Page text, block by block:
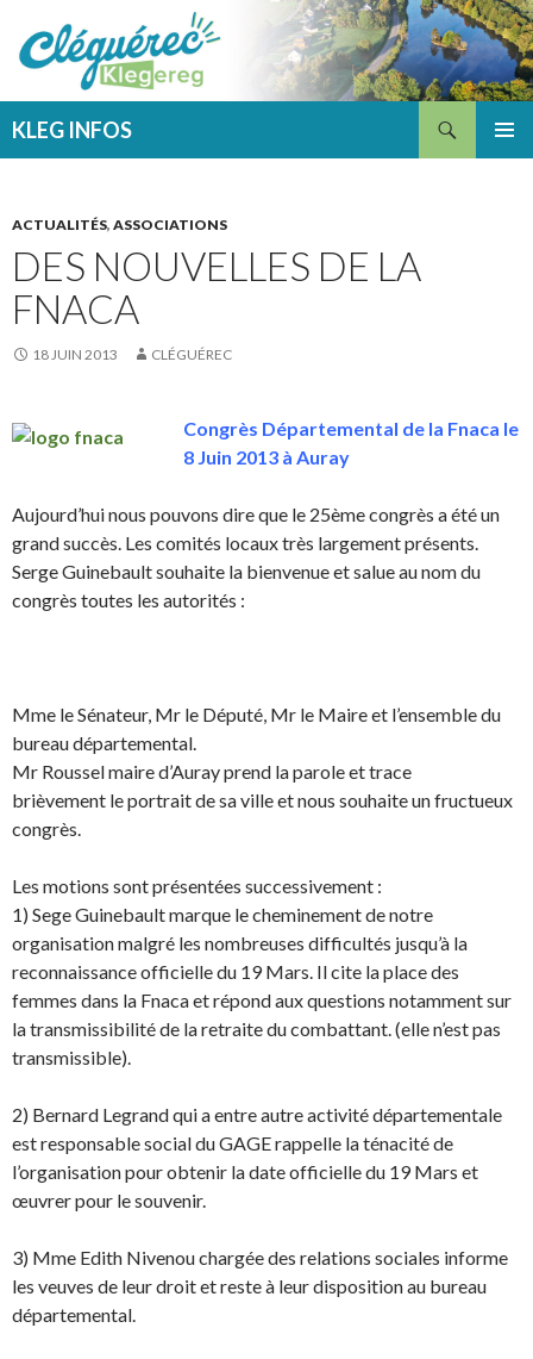
KLEG INFOS
ACTUALITÉS, ASSOCIATIONS
DES NOUVELLES DE LA
FNACA
18 JUIN 2013 CLÉGUÉREC
Congrès Départemental de la Fnaca le
8 Juin 2013 à Auray
Aujourd’hui nous pouvons dire que le 25ème congrès a été un
grand succès. Les comités locaux très largement présents.
Serge Guinebault souhaite la bienvenue et salue au nom du
congrès toutes les autorités :
Mme le Sénateur, Mr le Député, Mr le Maire et l’ensemble du
bureau départemental.
Mr Roussel maire d’Auray prend la parole et trace
brièvement le portrait de sa ville et nous souhaite un fructueux
congrès.
Les motions sont présentées successivement :
1) Sege Guinebault marque le cheminement de notre
organisation malgré les nombreuses difficultés jusqu’à la
reconnaissance officielle du 19 Mars. Il cite la place des
femmes dans la Fnaca et répond aux questions notamment sur
la transmissibilité de la retraite du combattant. (elle n’est pas
transmissible).
2) Bernard Legrand qui a entre autre activité départementale
est responsable social du GAGE rappelle la ténacité de
l’organisation pour obtenir la date officielle du 19 Mars et
œuvrer pour le souvenir.
3) Mme Edith Nivenou chargée des relations sociales informe
les veuves de leur droit et reste à leur disposition au bureau
départemental.